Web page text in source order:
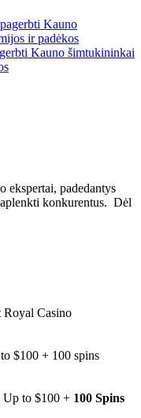
Kauno šimtukininkai
ekspertai, padedantys
konkurentus. Dėl
Royal Casino
$100 + 100 spins
Up to $100 + 100 Spins